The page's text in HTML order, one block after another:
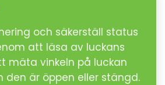
och säkerställ status
att läsa av luckans
mäta vinkeln på luckan
den är öppen eller stängd.